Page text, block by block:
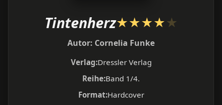
Tintenherz★★★★★
Autor: Cornelia Funke
Verlag:Dressler Verlag
Reihe:Band 1/4.
Format:Hardcover